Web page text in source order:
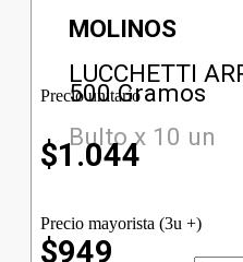
MOLINOS
LUCCHETTI
500 Gramos
Bulto x 10 un
Precio unitario
$1.044
Precio mayorista (3u +)
$949